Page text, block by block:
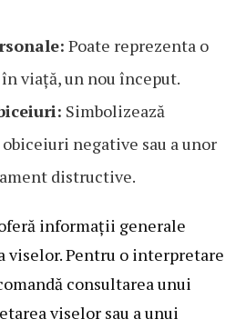
Poate reprezenta o
viață, un nou început.
Simbolizează
negative sau a unor
distructive.
informații generale
viselor. Pentru o interpretare
consultarea unui
viselor sau a unui